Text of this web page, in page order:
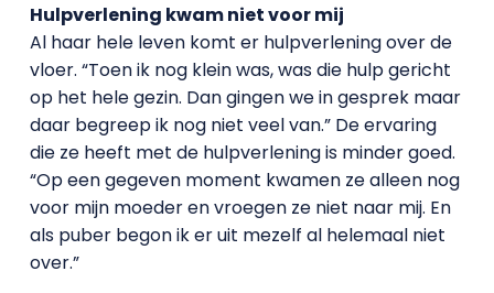
Hulpverlening kwam niet voor mij
Al haar hele leven komt er hulpverlening over de
vloer. “Toen ik nog klein was, was die hulp gericht
op het hele gezin. Dan gingen we in gesprek maar
daar begreep ik nog niet veel van.” De ervaring
die ze heeft met de hulpverlening is minder goed.
“Op een gegeven moment kwamen ze alleen nog
voor mijn moeder en vroegen ze niet naar mij. En
als puber begon ik er uit mezelf al helemaal niet
over.”